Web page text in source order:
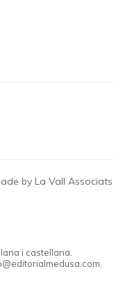
by La Vall Associats
i castellana.